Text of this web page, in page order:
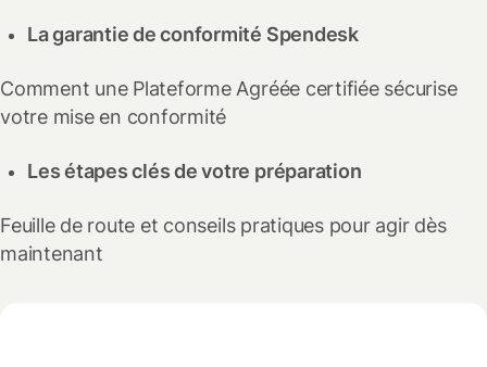
La garantie de conformité Spendesk
Comment une Plateforme Agréée certifiée sécurise
votre mise en conformité
Les étapes clés de votre préparation
Feuille de route et conseils pratiques pour agir dès
maintenant